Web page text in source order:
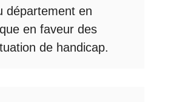
département en
en faveur des
de handicap.